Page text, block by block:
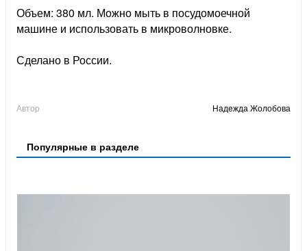
Объем: 380 мл. Можно мыть в посудомоечной
машине и использовать в микроволновке.
Сделано в России.
Автор Надежда Жолобова
Популярные в разделе